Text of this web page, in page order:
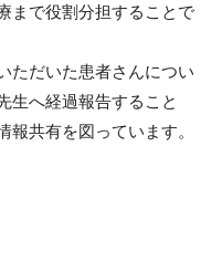
まで役割分担することで
ただいた患者さんについ
生へ経過報告すること
共有を図っています。